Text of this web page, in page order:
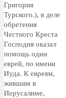
Григория
Турского.), в деле
обретения
Честного Креста
Господня оказал
помощь один
еврей, по имени
Иуда. К евреям,
жившим в
Иерусалиме,